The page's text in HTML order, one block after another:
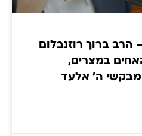
ברוך רוזנבלום
במצרים,
מבקשי ה' אלעד